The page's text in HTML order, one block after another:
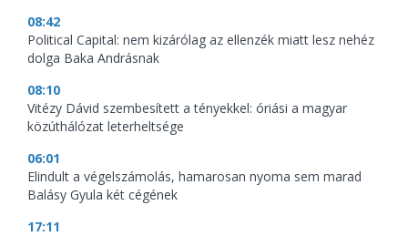
08:42
Political Capital: nem kizárólag az ellenzék miatt lesz nehéz
dolga Baka Andrásnak
08:10
Vitézy Dávid szembesített a tényekkel: óriási a magyar
közúthálózat leterheltsége
06:01
Elindult a végelszámolás, hamarosan nyoma sem marad
Balásy Gyula két cégének
17:11